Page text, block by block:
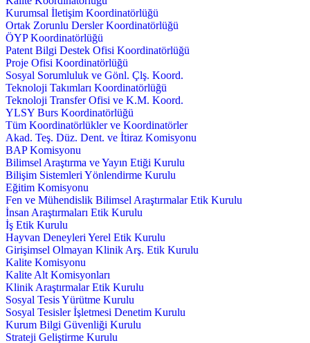
Kurumsal İletişim Koordinatörlüğü
Ortak Zorunlu Dersler Koordinatörlüğü
ÖYP Koordinatörlüğü
Patent Bilgi Destek Ofisi Koordinatörlüğü
Proje Ofisi Koordinatörlüğü
Sosyal Sorumluluk ve Gönl. Çlş. Koord.
Teknoloji Takımları Koordinatörlüğü
Teknoloji Transfer Ofisi ve K.M. Koord.
YLSY Burs Koordinatörlüğü
Tüm Koordinatörlükler ve Koordinatörler
Akad. Teş. Düz. Dent. ve İtiraz Komisyonu
BAP Komisyonu
Bilimsel Araştırma ve Yayın Etiği Kurulu
Bilişim Sistemleri Yönlendirme Kurulu
Eğitim Komisyonu
Fen ve Mühendislik Bilimsel Araştırmalar Etik Kurulu
İnsan Araştırmaları Etik Kurulu
İş Etik Kurulu
Hayvan Deneyleri Yerel Etik Kurulu
Girişimsel Olmayan Klinik Arş. Etik Kurulu
Kalite Komisyonu
Kalite Alt Komisyonları
Klinik Araştırmalar Etik Kurulu
Sosyal Tesis Yürütme Kurulu
Sosyal Tesisler İşletmesi Denetim Kurulu
Kurum Bilgi Güvenliği Kurulu
Strateji Geliştirme Kurulu